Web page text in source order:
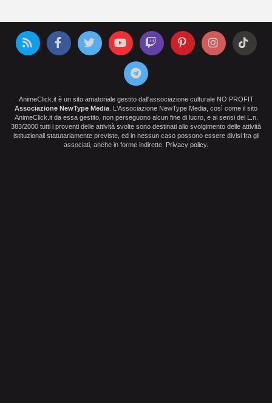
AnimeClick.it è un sito amatoriale gestito dall'associazione culturale NO PROFIT
Associazione NewType Media . L'Associazione NewType Media, così come il sito
AnimeClick.it da essa gestito, non perseguono alcun fine di lucro, e ai sensi del L.n.
383/2000 tutti i proventi delle attività svolte sono destinati allo svolgimento delle attività
istituzionali statutariamente previste, ed in nessun caso possono essere divisi fra gli
associati, anche in forme indirette. Privacy policy.